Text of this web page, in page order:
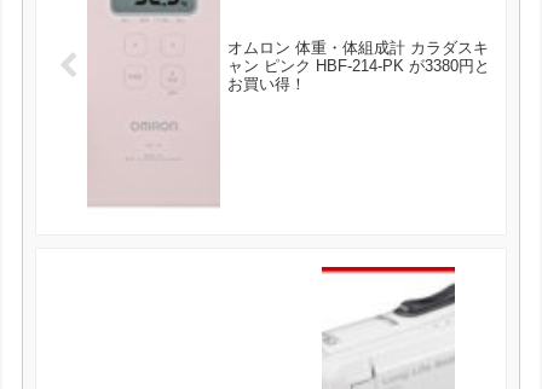
オムロン 体重・体組成計 カラダスキ
ャン ピンク HBF-214-PK が3380円と
お買い得！